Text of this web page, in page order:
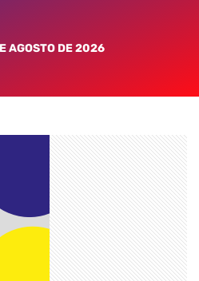
AGOSTO DE 2026